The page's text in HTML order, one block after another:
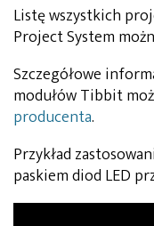
Listę wszystkich
Project System
Szczegółowe
modułów Tibbit
producenta.
Przykład
paskiem diod LED